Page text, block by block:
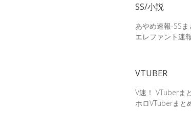
SS/小説
あやめ速報-SSま
エレファント速
VTUBER
V速！ VTuberま
ホロVTuberまと